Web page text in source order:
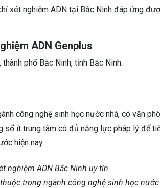
xét nghiệm ADN tại Bắc Ninh đáp ứng
ADN Genplus
phố Bắc Ninh, tỉnh Bắc Ninh.
công nghệ sinh học nước nhà, có văn
ít trung tâm có đủ năng lực pháp lý để
hiện nay.
trong ngành công nghệ sinh học